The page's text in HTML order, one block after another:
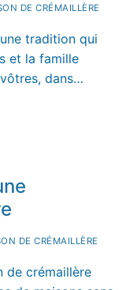
DE CRÉMAILLÈRE
tradition qui
et la famille
dans…
DE CRÉMAILLÈRE
de crémaillère